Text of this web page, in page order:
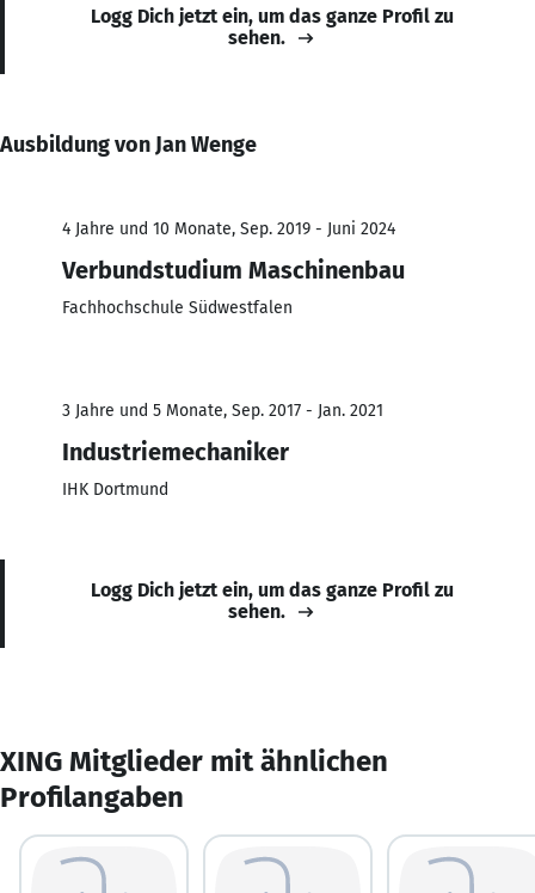
Logg Dich jetzt ein, um das ganze Profil zu
sehen.
Ausbildung von Jan Wenge
4 Jahre und 10 Monate, Sep. 2019 - Juni 2024
Verbundstudium Maschinenbau
Fachhochschule Südwestfalen
3 Jahre und 5 Monate, Sep. 2017 - Jan. 2021
Industriemechaniker
IHK Dortmund
Logg Dich jetzt ein, um das ganze Profil zu
sehen.
XING Mitglieder mit ähnlichen
Profilangaben